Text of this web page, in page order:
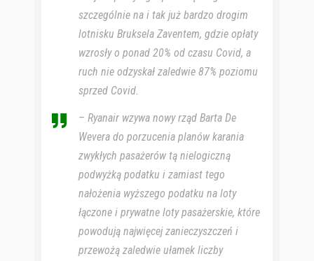
szczególnie na i tak już bardzo drogim
lotnisku Bruksela Zaventem, gdzie opłaty
wzrosły o ponad 20% od czasu Covid, a
ruch nie odzyskał zaledwie 87% poziomu
sprzed Covid.
– Ryanair wzywa nowy rząd Barta De
Wevera do porzucenia planów karania
zwykłych pasażerów tą nielogiczną
podwyżką podatku i zamiast tego
nałożenia wyższego podatku na loty
łączone i prywatne loty pasażerskie, które
powodują najwięcej zanieczyszczeń i
przewożą zaledwie ułamek liczby